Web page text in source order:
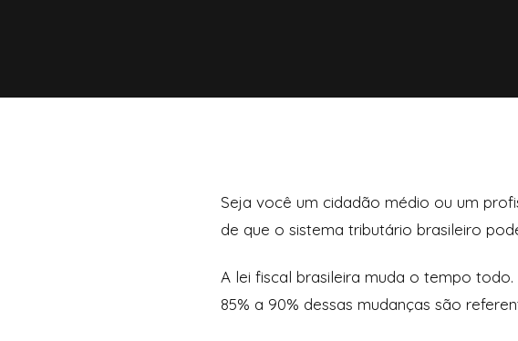
Seja você um cidadão médio ou um
de que o sistema tributário brasileiro
A lei fiscal brasileira muda o tempo
85% a 90% dessas mudanças são